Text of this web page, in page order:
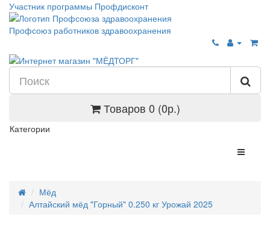
Участник программы Профдисконт
Профсоюз работников здравоохранения
Товаров 0 (0р.)
Категории
Мёд
Алтайский мёд "Горный" 0.250 кг Урожай 2025